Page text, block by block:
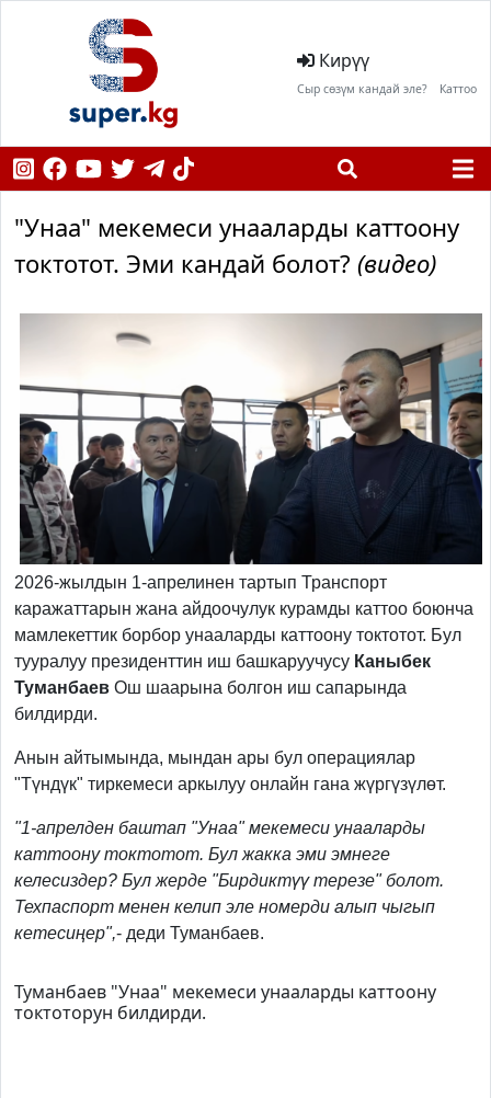
Кирүү
Сыр сөзүм кандай эле? Каттоо
"Унаа" мекемеси унааларды каттоону
токтотот. Эми кандай болот? (видео)
2026-жылдын 1-апрелинен тартып Транспорт
каражаттарын жана айдоочулук курамды каттоо боюнча
мамлекеттик борбор унааларды каттоону токтотот. Бул
тууралуу президенттин иш башкаруучусу Каныбек
Туманбаев Ош шаарына болгон иш сапарында
билдирди.
Анын айтымында, мындан ары бул операциялар
"Түндүк" тиркемеси аркылуу онлайн гана жүргүзүлөт.
"1-апрелден баштап "Унаа" мекемеси унааларды
каттоону токтотот. Бул жакка эми эмнеге
келесиздер? Бул жерде "Бирдиктүү терезе" болот.
Техпаспорт менен келип эле номерди алып чыгып
кетесиңер",- деди Туманбаев.
Туманбаев "Унаа" мекемеси унааларды каттоону
токтоторун билдирди.